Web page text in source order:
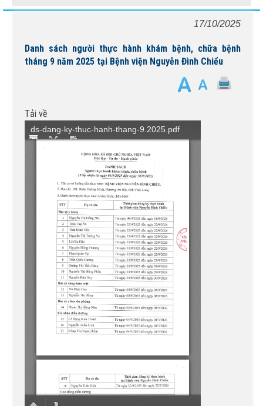
17/10/2025
Danh sách người thực hành khám bệnh, chữa bệnh
tháng 9 năm 2025 tại Bệnh viện Nguyễn Đình Chiểu
Tải về